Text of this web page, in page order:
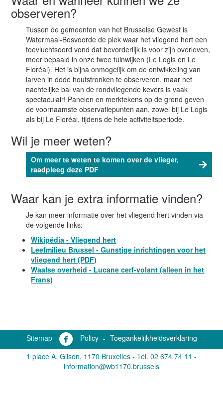
observeren?
Tussen de gemeenten van het Brusselse Gewest is
Watermaal-Bosvoorde de plek waar het vliegend hert een
toevluchtsoord vond dat bevorderlijk is voor zijn overleven,
meer bepaald in onze twee tuinwijken (Le Logis en Le
Floréal). Het is bijna onmogelijk om de ontwikkeling van
larven in dode houtstronken te observeren, maar het
nachtelijke bal van de rondvliegende kevers is vaak
spectaculair! Panelen en merktekens op de grond geven
de voornaamste observatiepunten aan, zowel bij Le Logis
als bij Le Floréal, tijdens de hele activiteitsperiode.
Wil je meer weten?
Om meer te weten te komen over de vlieger,
raadpleeg deze PDF
Waar kan je extra informatie vinden?
Je kan meer informatie over het vliegend hert vinden via
de volgende links:
Wikipédia - Vliegend hert
Leefmilieu Brussel - Gunstige inrichtingen voor het
vliegend hert (PDF)
Waalse overheid - Lucane cerf-volant (alleen in het
Frans)
Sitemap Policy - Toegankelijkheidsverklaring
1 place A. Gilson, 1170 Bruxelles - Tél. 02 674 74 11 -
information@wb1170.brussels